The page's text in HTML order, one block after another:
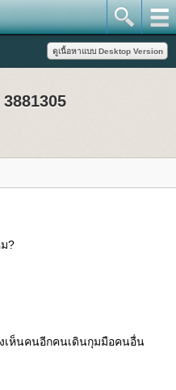
?
เห็นคนอีกคนเดินกุมมือคนอื่น